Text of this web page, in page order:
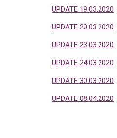
UPDATE 19.03.2020
UPDATE 20.03.2020
UPDATE 23.03.2020
UPDATE 24.03.2020
UPDATE 30.03.2020
UPDATE 08.04.2020